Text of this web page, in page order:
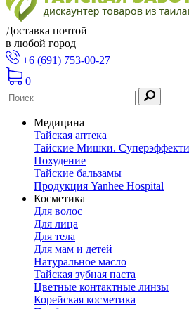
Доставка почтой
в любой город
+6 (691) 753-00-27
0
Медицина
Тайская аптека
Тайские Мишки.
Похудение
Тайские бальзамы
Продукция Yanhee Hospital
Косметика
Для волос
Для лица
Для тела
Для мам и детей
Натуральное масло
Тайская зубная паста
Цветные контактные линзы
Корейская косметика